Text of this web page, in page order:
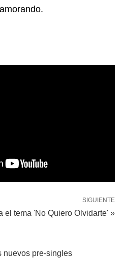
SIGUIENTE
el tema 'No Quiero Olvidarte' »
nuevos pre-singles